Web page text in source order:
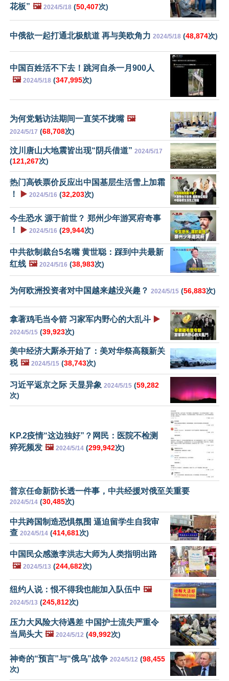
花板” 🖼️ 2024/5/18 (50,407次)
中俄欲一起打通北极航道 再与美欧角力 2024/5/18 (48,874次)
中国百姓活不下去！跳河自杀一月900人
🖼️ 2024/5/18 (347,995次)
为何党魁访法期间一直笑不拢嘴 🖼️
2024/5/17 (68,708次)
汶川唐山大地震皆出现“阴兵借道” 2024/5/17
(121,267次)
热门高铁票价反应出中国基层生活雪上加霜
！
▶️ 2024/5/16 (32,203次)
今生恐水 源于前世？ 郑州少年游冥府奇事
！
▶️ 2024/5/16 (29,944次)
中共欲制裁台5名嘴 黄世聪：踩到中共最新
红线 🖼️ 2024/5/16 (38,983次)
为何欧洲投资者对中国越来越没兴趣？ 2024/5/15 (56,883次)
拿著鸡毛当令箭 习家军内野心的大乱斗 ▶️
2024/5/15 (39,923次)
美中经济大厮杀开始了：美对华祭高额新关
税 🖼️ 2024/5/15 (38,743次)
习近平返京之际 天显异象 2024/5/15 (59,282
次)
KP.2疫情“这边独好”？网民：医院不检测
猝死频发 🖼️ 2024/5/14 (299,942次)
普京任命新防长透一件事，中共经援对俄至关重要
2024/5/14 (30,485次)
中共跨国制造恐惧氛围 逼迫留学生自我审
查 2024/5/14 (414,681次)
中国民众感激李洪志大师为人类指明出路
🖼️ 2024/5/13 (244,682次)
纽约人说：恨不得我也能加入队伍中 🖼️
2024/5/13 (245,812次)
压力大风险大待遇差 中国护士流失严重令
当局头大 🖼️ 2024/5/12 (49,992次)
神奇的“预言”与“俄乌”战争 2024/5/12 (98,455
次)